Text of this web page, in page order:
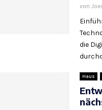
von
die
Haus